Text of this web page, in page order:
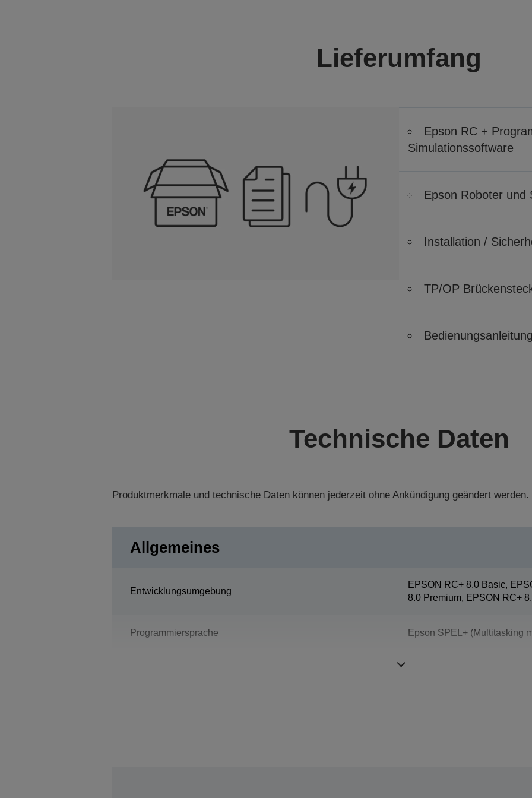
Lieferumfang
Epson RC +
Simulationssoftware
Epson Roboter und
Installation /
TP/OP
Bedienungsanleitung
Technische Daten
Produktmerkmale und technische Daten können jederzeit ohne Ankündigung geändert werden.
Allgemeines
Entwicklungsumgebung
EPSON RC+ 8.0 Basic,
8.0 Premium, EPSON RC+
Programmiersprache Epson SPEL+ (Multitasking